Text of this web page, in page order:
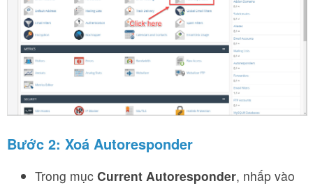
Bước 2: Xoá Autoresponder
Trong mục Current Autoresponder, nhấp vào